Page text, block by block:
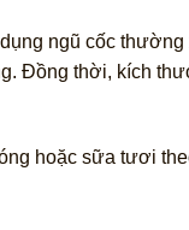
ngũ cốc
Đồng thời, kích
hoặc sữa tươi